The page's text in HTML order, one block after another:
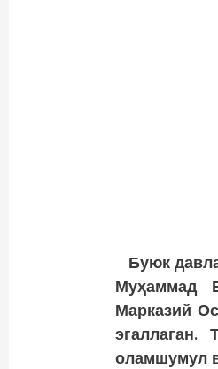
Буюк
Муҳаммад
Марказий
эгаллаган.
оламшумул